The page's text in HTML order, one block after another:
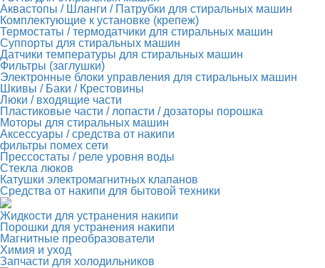
Аквастопы / Шланги / Патрубки для стиральных машин
Комплектующие к установке (крепеж)
Термостаты / термодатчики для стиральных машин
Суппорты для стиральных машин
Датчики температуры для стиральных машин
Фильтры (заглушки)
Электронные блоки управления для стиральных машин
Шкивы / Баки / Крестовины
Люки / входящие части
Пластиковые части / лопасти / дозаторы порошка
Моторы для стиральных машин
Аксессуары / средства от накипи
фильтры помех сети
Прессостаты / реле уровня воды
Стекла люков
Катушки электромагнитных клапанов
Средства от накипи для бытовой техники
Жидкости для устранения накипи
Порошки для устранения накипи
Магнитные преобразователи
Химия и уход
Запчасти для холодильников